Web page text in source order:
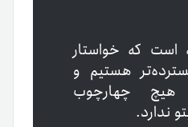
که خواستار
هستیم و
هیچ چهارچوب
ندارد.